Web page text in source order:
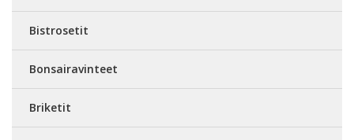
Bistrosetit
Bonsairavinteet
Briketit